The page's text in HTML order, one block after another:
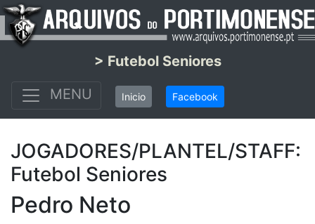
> Futebol Seniores
MENU
Inicio Facebook
JOGADORES/PLANTEL/STAFF:
Futebol Seniores
Pedro Neto